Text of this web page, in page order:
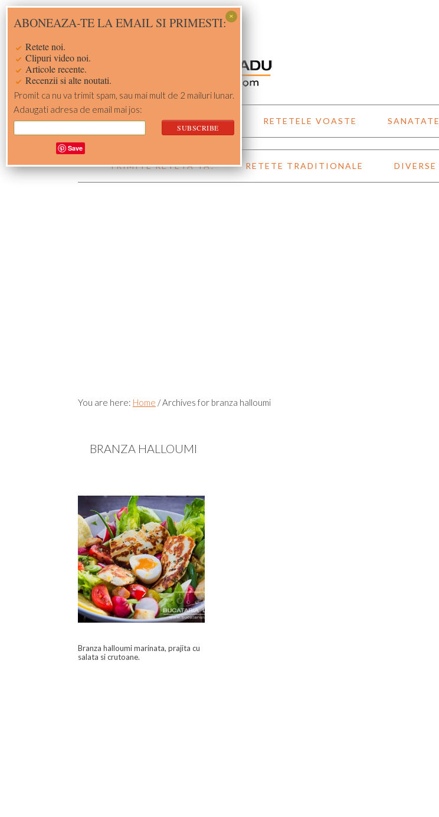
Skip
to
Skip
to
Skip
to
Skip
to
ACASA RETETE RETETELE VOASTE SANATATE
TRIMITE RETETA TA! RETETE TRADITIONALE DIVERSE
You are here: Home /Archives for branza halloumi
BRANZA HALLOUMI
Branza halloumi marinata, prajita cu
salata si crutoane.
ABONEAZA-TE LA EMAIL SI PRIMESTI:
Retete noi.
Clipuri video noi.
Articole recente.
Recenzii si alte noutati.
Promit ca nu va trimit spam, sau mai mult de 2 mailuri lunar.
Adaugati adresa de email mai jos:
Save